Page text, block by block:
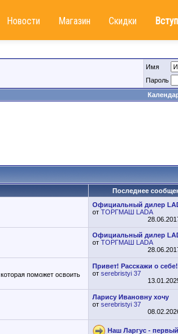
Новости Магазин Скидки
Имя
Пароль
Последнее
Официальный дилер
от ТОРГМАШ LADA
Официальный дилер
от ТОРГМАШ LADA
поможет освоить
Привет! Расскажи о себе!
от serebristyi 37
Ларису Ивановну хочу
от serebristyi 37
Наш Ларгус -